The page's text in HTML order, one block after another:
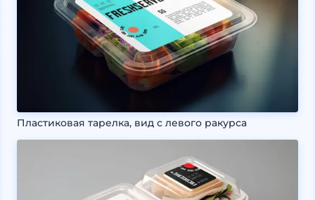
Пластиковая тарелка, вид с левого ракурса